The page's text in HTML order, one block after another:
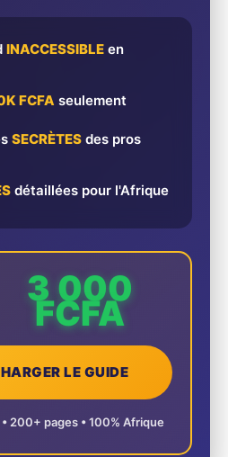
INACCESSIBLE en
FCFA seulement
SECRÈTES des pros
détaillées pour l'Afrique
3 000
FCFA
LE GUIDE
200+ pages • 100% Afrique